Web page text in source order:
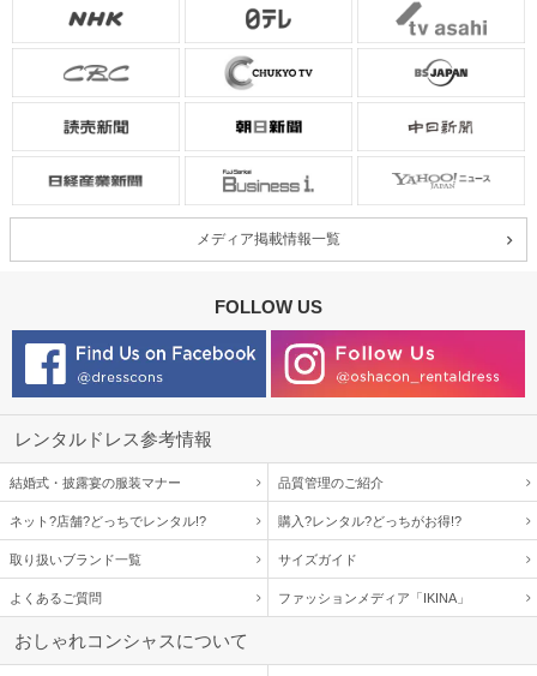
メディア掲載情報一覧
FOLLOW US
レンタルドレス参考情報
結婚式・披露宴の服装マナー 品質管理のご紹介
ネット?店舗?どっちでレンタル!? 購入?レンタル?どっちがお得!?
取り扱いブランド一覧 サイズガイド
よくあるご質問 ファッションメディア「IKINA」
おしゃれコンシャスについて